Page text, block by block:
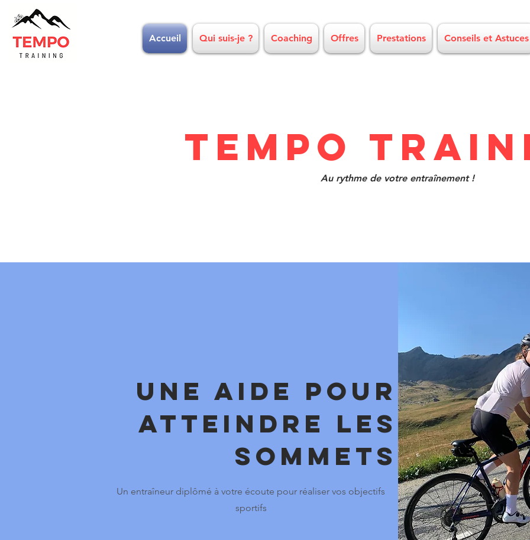
Accueil Qui suis-je ? Coaching Offres Prestations Conseils et Astuces
TEMPO
Au rythme de votre entraînement !
Une aide pour
atteindre les
sommets
Un entraîneur diplômé à votre écoute pour réaliser vos objectifs
sportifs